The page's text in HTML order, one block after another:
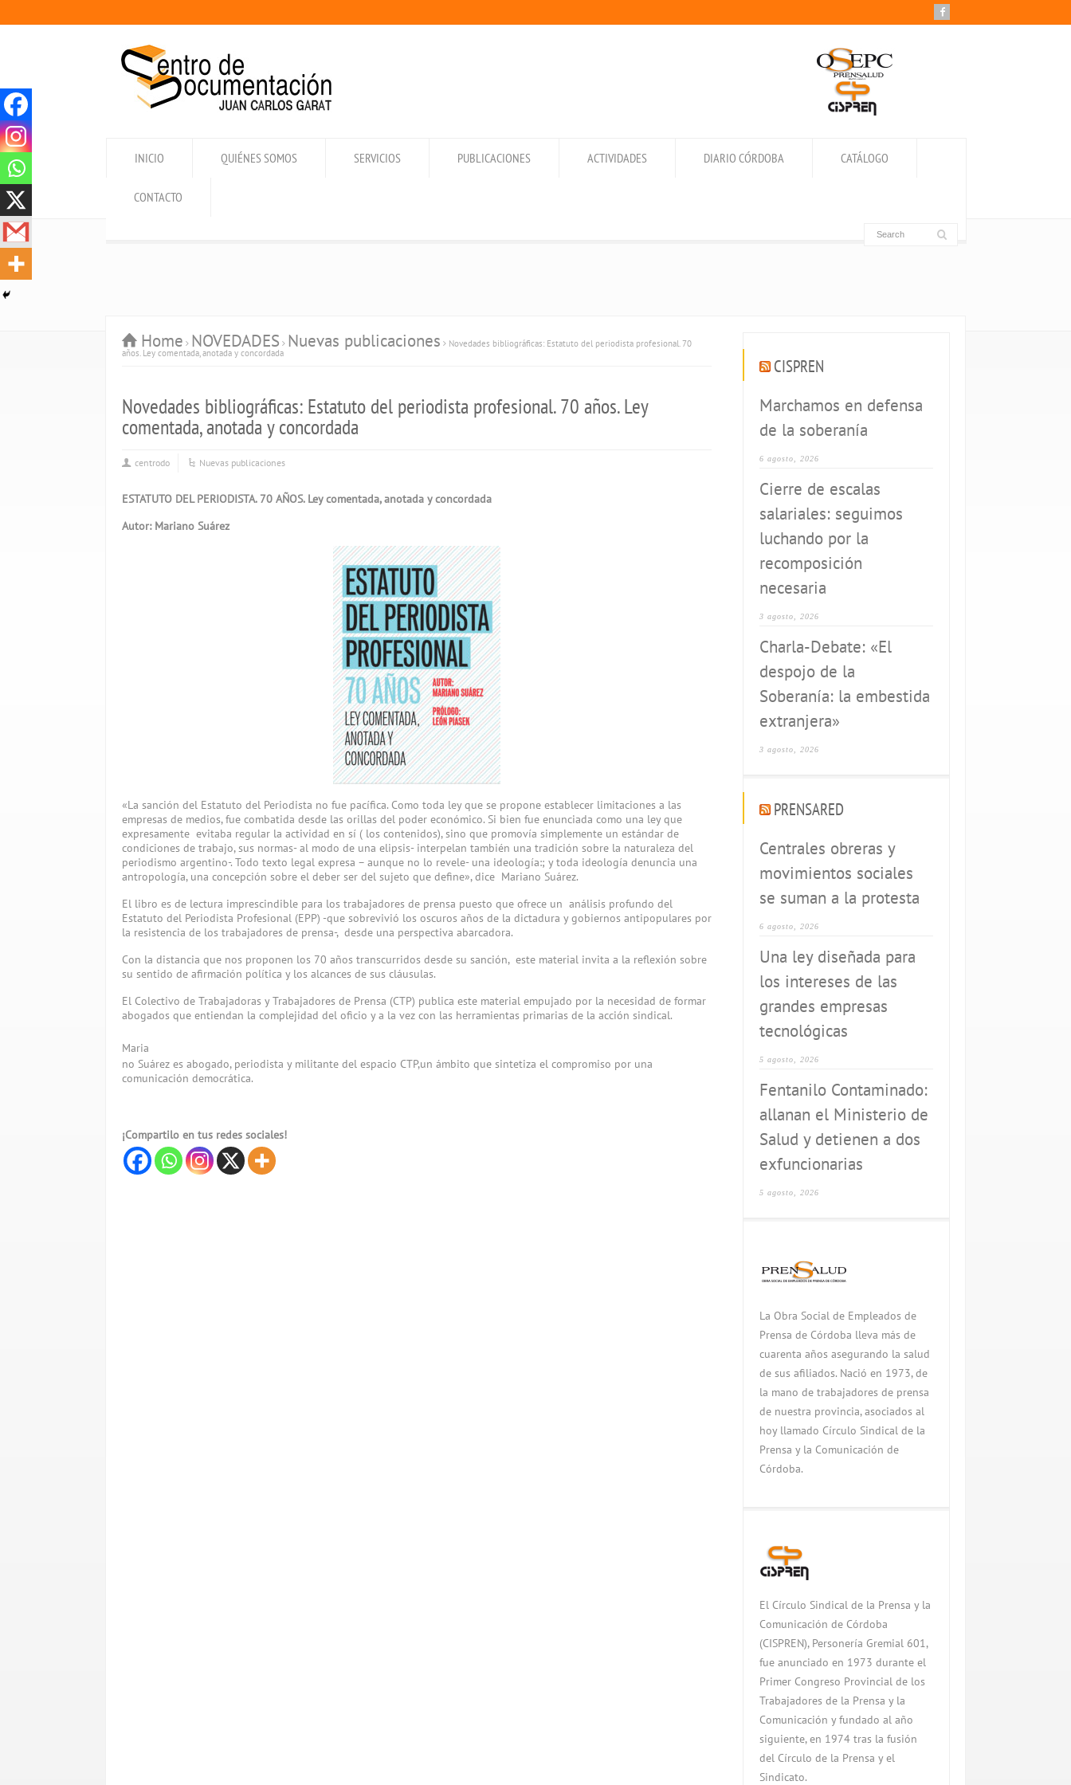
INICIO QUIÉNES SOMOS SERVICIOS PUBLICACIONES ACTIVIDADES DIARIO CÓRDOBA CATÁLOGO
CONTACTO
Home NOVEDADES Nuevas publicaciones
Novedades bibliográficas: Estatuto del periodista profesional. 70
años. Ley comentada, anotada y concordada
Novedades bibliográficas: Estatuto del periodista profesional. 70 años. Ley
comentada, anotada y concordada
centrodo Nuevas publicaciones
ESTATUTO DEL PERIODISTA. 70 AÑOS. Ley comentada, anotada y concordada
Autor: Mariano Suárez
«La sanción del Estatuto del Periodista no fue pacífica. Como toda ley que se propone establecer limitaciones a las
empresas de medios, fue combatida desde las orillas del poder económico. Si bien fue enunciada como una ley que
expresamente evitaba regular la actividad en sí ( los contenidos), sino que promovía simplemente un estándar de
condiciones de trabajo, sus normas- al modo de una elipsis- interpelan también una tradición sobre la naturaleza del
periodismo argentino-. Todo texto legal expresa – aunque no lo revele- una ideología:; y toda ideología denuncia una
antropología, una concepción sobre el deber ser del sujeto que define», dice Mariano Suárez.
El libro es de lectura imprescindible para los trabajadores de prensa puesto que ofrece un análisis profundo del
Estatuto del Periodista Profesional (EPP) -que sobrevivió los oscuros años de la dictadura y gobiernos antipopulares por
la resistencia de los trabajadores de prensa-, desde una perspectiva abarcadora.
Con la distancia que nos proponen los 70 años transcurridos desde su sanción, este material invita a la reflexión sobre
su sentido de afirmación política y los alcances de sus cláusulas.
El Colectivo de Trabajadoras y Trabajadores de Prensa (CTP) publica este material empujado por la necesidad de formar
abogados que entiendan la complejidad del oficio y a la vez con las herramientas primarias de la acción sindical.
Maria
no Suárez es abogado, periodista y militante del espacio CTP,un ámbito que sintetiza el compromiso por una
comunicación democrática.
¡Compartilo en tus redes sociales!
CISPREN
Marchamos en defensa
de la soberanía
6 agosto, 2026
Cierre de escalas
salariales: seguimos
luchando por la
recomposición
necesaria
3 agosto, 2026
Charla-Debate: «El
despojo de la
Soberanía: la embestida
extranjera»
3 agosto, 2026
PRENSARED
Centrales obreras y
movimientos sociales
se suman a la protesta
6 agosto, 2026
Una ley diseñada para
los intereses de las
grandes empresas
tecnológicas
5 agosto, 2026
Fentanilo Contaminado:
allanan el Ministerio de
Salud y detienen a dos
exfuncionarias
5 agosto, 2026
La Obra Social de Empleados de
Prensa de Córdoba lleva más de
cuarenta años asegurando la salud
de sus afiliados. Nació en 1973, de
la mano de trabajadores de prensa
de nuestra provincia, asociados al
hoy llamado Círculo Sindical de la
Prensa y la Comunicación de
Córdoba.
El Círculo Sindical de la Prensa y la
Comunicación de Córdoba
(CISPREN), Personería Gremial 601,
fue anunciado en 1973 durante el
Primer Congreso Provincial de los
Trabajadores de la Prensa y la
Comunicación y fundado al año
siguiente, en 1974 tras la fusión
del Círculo de la Prensa y el
Sindicato.